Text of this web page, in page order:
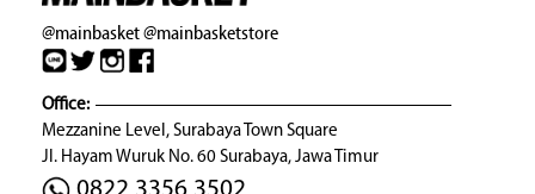
@mainbasket@mainbasketstore
Office:
Mezzanine Level, Surabaya Town Square
Jl. Hayam Wuruk No. 60 Surabaya, Jawa Timur